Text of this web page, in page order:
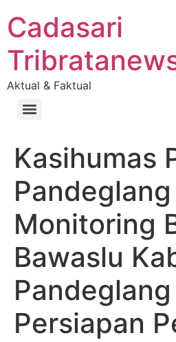
Cadasari
Aktual & Faktual
Kasihumas
Monitoring
Bawaslu
Persiapan